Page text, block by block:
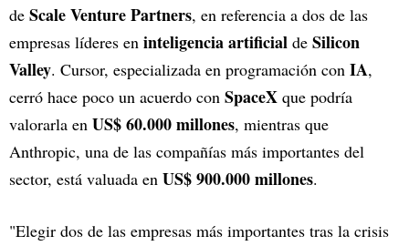
de Scale Venture Partners, en referencia a dos de las
empresas líderes en inteligencia artificial de Silicon
Valley. Cursor, especializada en programación con IA,
cerró hace poco un acuerdo con SpaceX que podría
valorarla en US$ 60.000 millones, mientras que
Anthropic, una de las compañías más importantes del
sector, está valuada en US$ 900.000 millones.
"Elegir dos de las empresas más importantes tras la crisis